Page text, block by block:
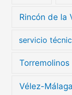
Rincón de la
servicio
Torremolinos
Vélez-Málaga